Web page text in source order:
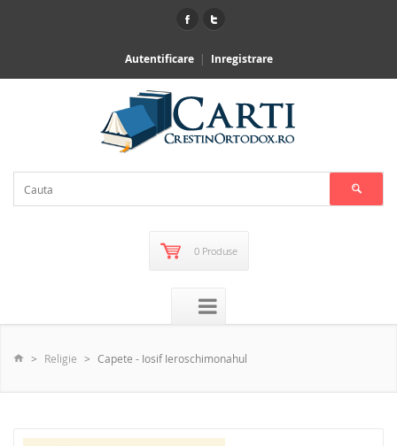
Autentificare Inregistrare
0 Produse
Religie Capete - Iosif Ieroschimonahul